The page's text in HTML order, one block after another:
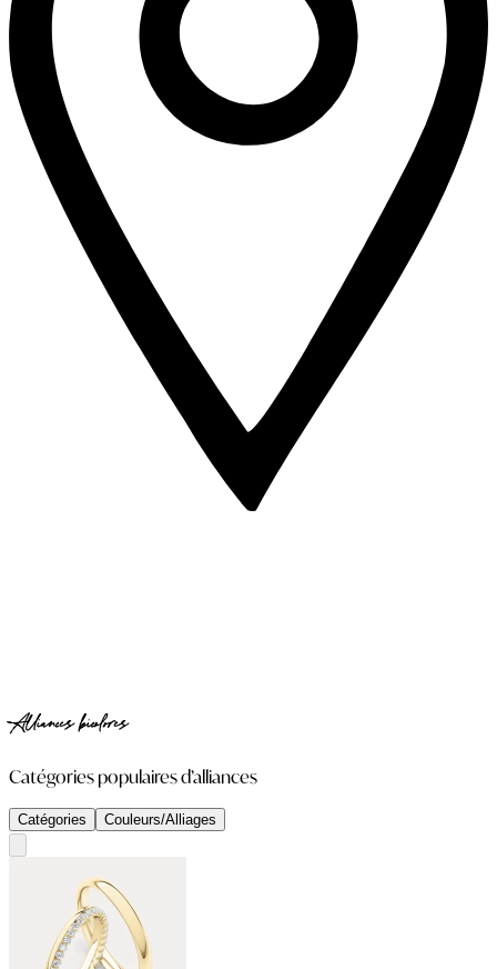
Alliances bicolores
Catégories populaires d’alliances
Catégories Couleurs/Alliages